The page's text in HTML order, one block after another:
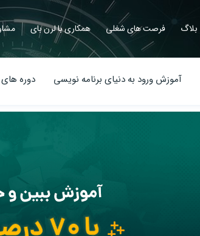
بلاگ فرصت های شغلی همکاری با لرن بای
آموزش ورود به دنیای برنامه نویسی دوره